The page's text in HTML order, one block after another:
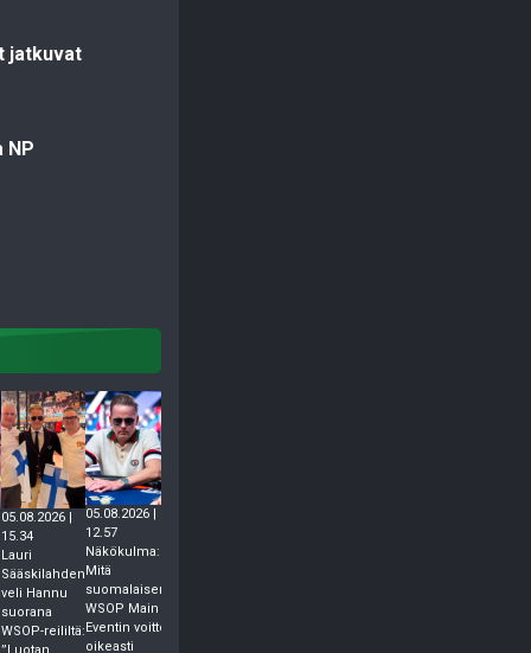
jatkuvat
NP
05.08.2026 |
15.34
Lauri
Sääskilahden
veli Hannu
suorana
WSOP-reililtä:
05.08.2026 |
12.57
Näkökulma:
Mitä
suomalaisen
WSOP Main
Eventin voitto
oikeasti